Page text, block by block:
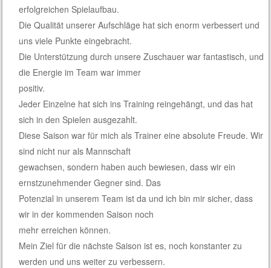
erfolgreichen Spielaufbau.
Die Qualität unserer Aufschläge hat sich enorm verbessert und
uns viele Punkte eingebracht.
Die Unterstützung durch unsere Zuschauer war fantastisch, und
die Energie im Team war immer
positiv.
Jeder Einzelne hat sich ins Training reingehängt, und das hat
sich in den Spielen ausgezahlt.
Diese Saison war für mich als Trainer eine absolute Freude. Wir
sind nicht nur als Mannschaft
gewachsen, sondern haben auch bewiesen, dass wir ein
ernstzunehmender Gegner sind. Das
Potenzial in unserem Team ist da und ich bin mir sicher, dass
wir in der kommenden Saison noch
mehr erreichen können.
Mein Ziel für die nächste Saison ist es, noch konstanter zu
werden und uns weiter zu verbessern.